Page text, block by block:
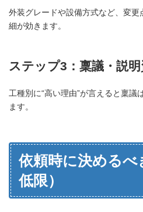
外装グレードや設備方式など、変更
細が効きます。
ステップ3：稟議・説
工種別に“高い理由”が言えると稟議
ます。
依頼時に決めるべ
低限）